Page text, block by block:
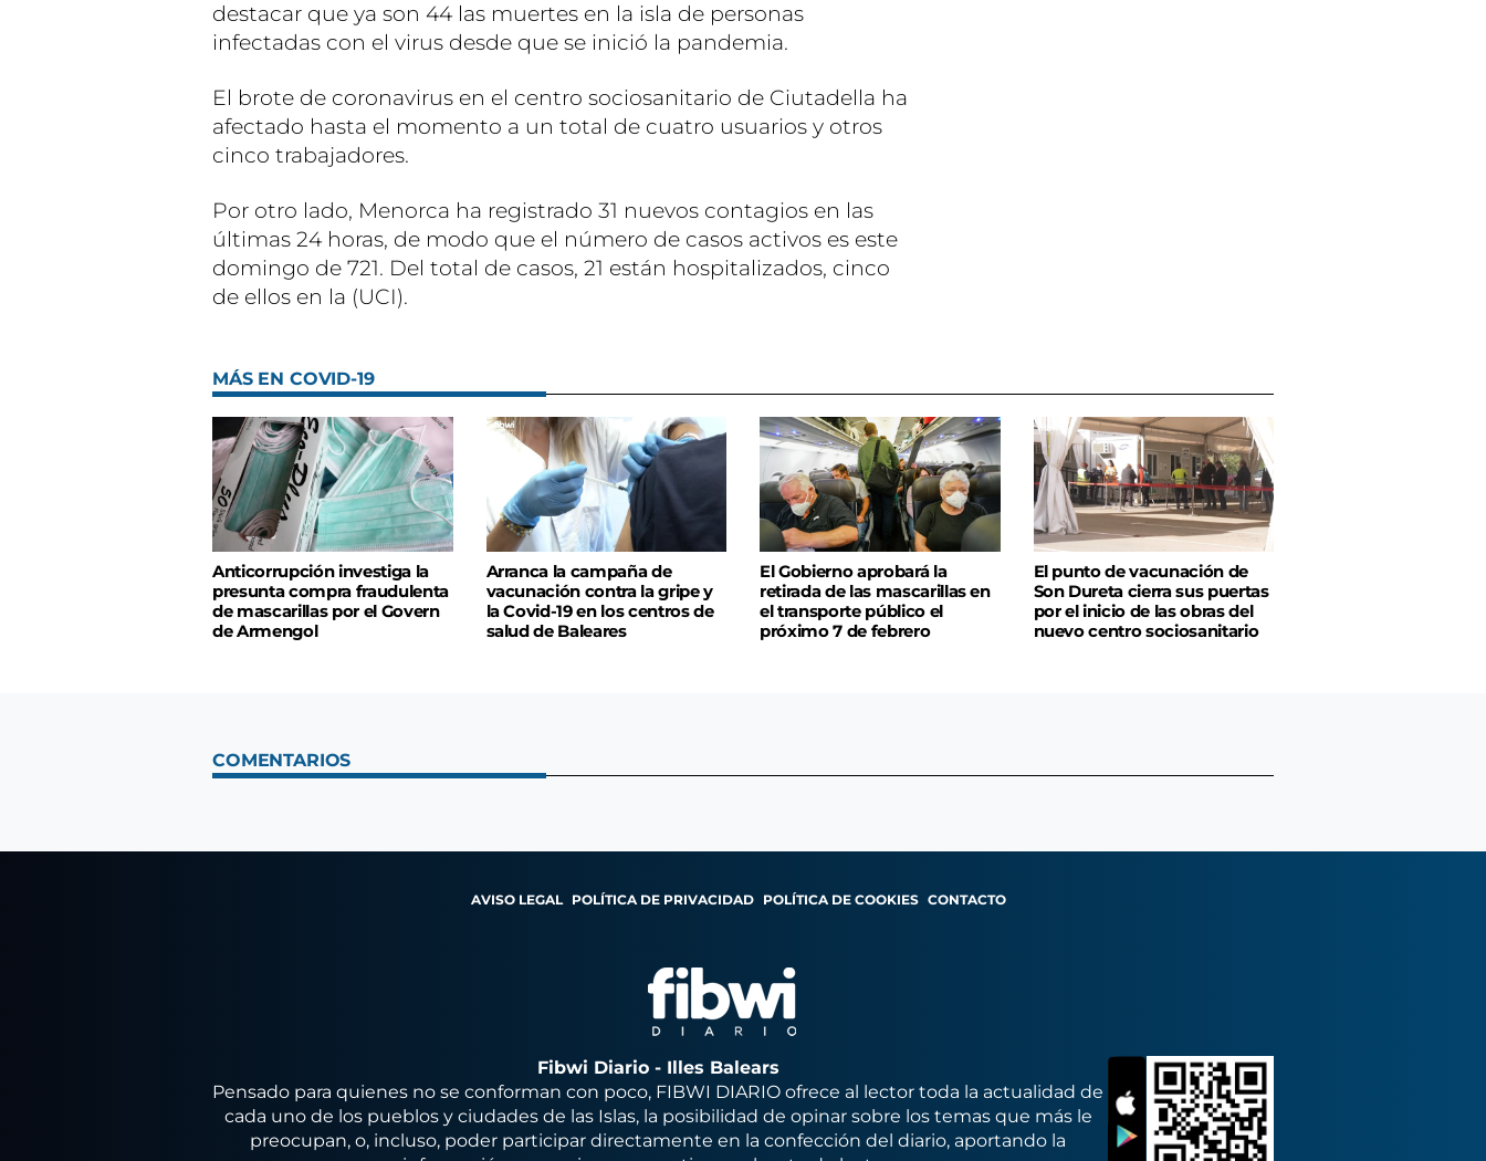
destacar que ya son 44 las muertes en la isla de personas
infectadas con el virus desde que se inició la pandemia.
El brote de coronavirus en el centro sociosanitario de Ciutadella ha
afectado hasta el momento a un total de cuatro usuarios y otros
cinco trabajadores.
Por otro lado, Menorca ha registrado 31 nuevos contagios en las
últimas 24 horas, de modo que el número de casos activos es este
domingo de 721. Del total de casos, 21 están hospitalizados, cinco
de ellos en la (UCI).
MÁS EN COVID-19
Anticorrupción investiga la
presunta compra fraudulenta
de mascarillas por el Govern
de Armengol
Arranca la campaña de
vacunación contra la gripe y
la Covid-19 en los centros de
salud de Baleares
El Gobierno aprobará la
retirada de las mascarillas en
el transporte público el
próximo 7 de febrero
El punto de vacunación de
Son Dureta cierra sus puertas
por el inicio de las obras del
nuevo centro sociosanitario
COMENTARIOS
AVISO LEGAL POLÍTICA DE PRIVACIDAD POLÍTICA DE COOKIES CONTACTO
Fibwi Diario - Illes Balears
Pensado para quienes no se conforman con poco, FIBWI DIARIO ofrece al lector toda la actualidad de
cada uno de los pueblos y ciudades de las Islas, la posibilidad de opinar sobre los temas que más le
preocupan, o, incluso, poder participar directamente en la confección del diario, aportando la